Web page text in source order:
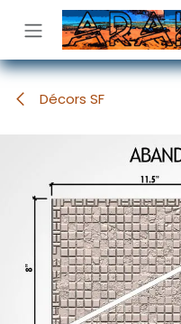
Se rendre au contenu
Décors SF